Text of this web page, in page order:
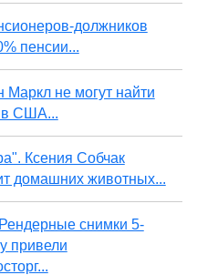
должников
пенсии...
не могут найти
в США...
Ксения Собчак
домашних животных...
снимки 5-
привели